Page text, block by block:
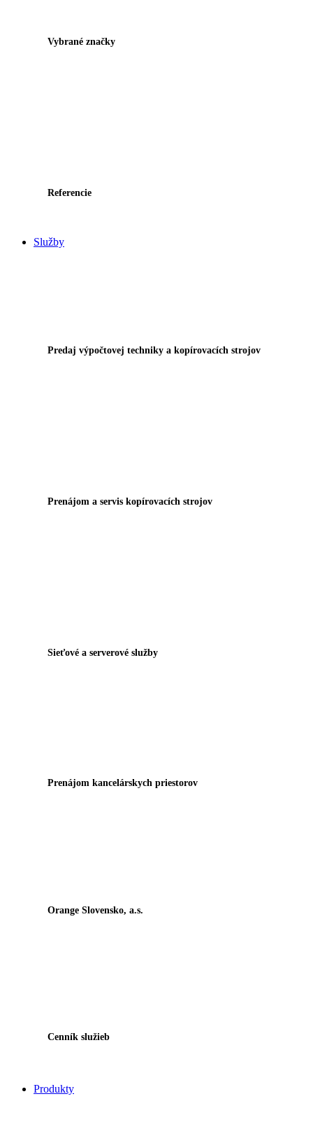
Vybrané značky
Referencie
Služby
Predaj výpočtovej techniky a kopírovacích strojov
Prenájom a servis kopírovacích strojov
Sieťové a serverové služby
Prenájom kancelárskych priestorov
Orange Slovensko, a.s.
Cenník služieb
Produkty